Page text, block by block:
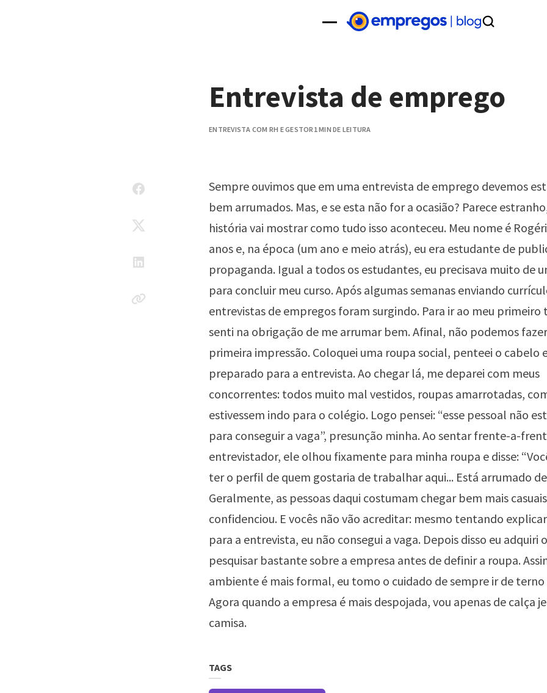
Entrevista de emprego
ENTREVISTA COM RH E GESTOR 1 MIN DE LEITURA
Sempre ouvimos que em uma entrevista de emprego devemos
bem arrumados. Mas, e se esta não for a ocasião? Parece
história vai mostrar como tudo isso aconteceu. Meu nome é
anos e, na época (um ano e meio atrás), eu era estudante de
propaganda. Igual a todos os estudantes, eu precisava muito de
para concluir meu curso. Após algumas semanas enviando
entrevistas de empregos foram surgindo. Para ir ao meu primeiro
senti na obrigação de me arrumar bem. Afinal, não podemos
primeira impressão. Coloquei uma roupa social, penteei o cabelo
preparado para a entrevista. Ao chegar lá, me deparei com meus
concorrentes: todos muito mal vestidos, roupas amarrotadas,
estivessem indo para o colégio. Logo pensei: “esse pessoal não
para conseguir a vaga”, presunção minha. Ao sentar frente-a-
entrevistador, ele olhou fixamente para minha roupa e disse:
ter o perfil de quem gostaria de trabalhar aqui... Está arrumado
Geralmente, as pessoas daqui costumam chegar bem mais
confidenciou. E vocês não vão acreditar: mesmo tentando
para a entrevista, eu não consegui a vaga. Depois disso eu adquiri
pesquisar bastante sobre a empresa antes de definir a roupa.
ambiente é mais formal, eu tomo o cuidado de sempre ir de terno
Agora quando a empresa é mais despojada, vou apenas de calça
camisa.
TAGS